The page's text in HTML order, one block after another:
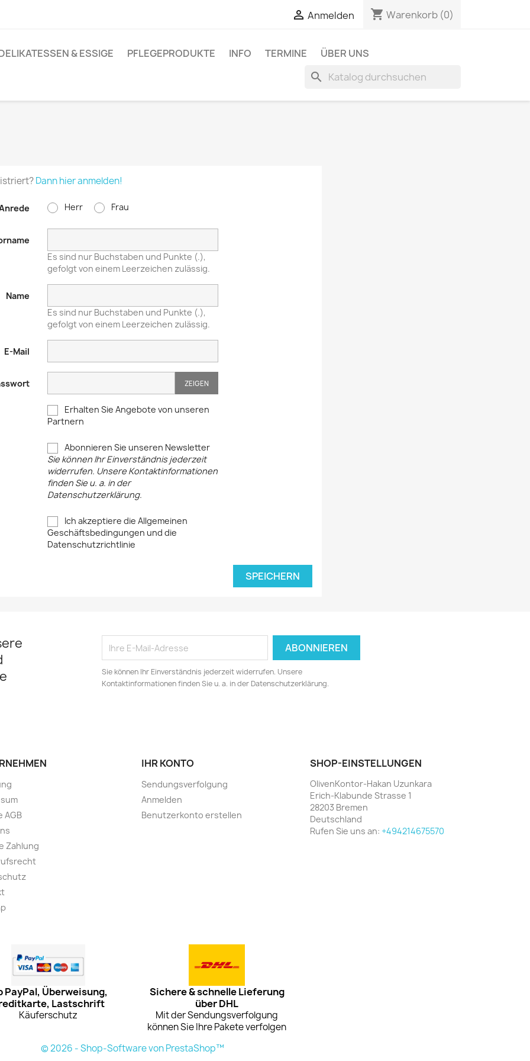
 Anmelden shopping_cart Warenkorb (0)
& ESSIGE PFLEGEPRODUKTE INFO TERMINE ÜBER UNS
search
Dann hier anmelden!
Herr Frau
Es sind nur Buchstaben und Punkte (.),
gefolgt von einem Leerzeichen zulässig.
Name
Es sind nur Buchstaben und Punkte (.),
gefolgt von einem Leerzeichen zulässig.
E-Mail
ZEIGEN
Erhalten Sie Angebote von unseren
Partnern
Abonnieren Sie unseren Newsletter
Sie können Ihr Einverständnis jederzeit
widerrufen. Unsere Kontaktinformationen
finden Sie u. a. in der
Datenschutzerklärung.
Ich akzeptiere die Allgemeinen
Geschäftsbedingungen und die
Datenschutzrichtlinie
SPEICHERN
Sie können Ihr Einverständnis jederzeit widerrufen. Unsere
Kontaktinformationen finden Sie u. a. in der Datenschutzerklärung.
AGB
Zahlung
IHR KONTO
Sendungsverfolgung
Anmelden
Benutzerkonto erstellen
SHOP-EINSTELLUNGEN
OlivenKontor-Hakan Uzunkara
Erich-Klabunde Strasse 1
28203 Bremen
Deutschland
Rufen Sie uns an: +494214675570
PayPal, Überweisung,
Lastschrift
Käuferschutz
Sichere & schnelle Lieferung
über DHL
Mit der Sendungsverfolgung
können Sie Ihre Pakete verfolgen
© 2026 - Shop-Software von PrestaShop™